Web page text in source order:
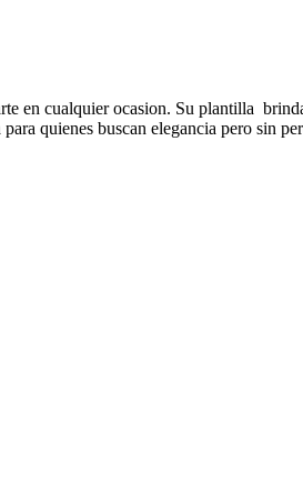
en cualquier ocasion. Su plantilla
quienes buscan elegancia pero sin